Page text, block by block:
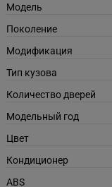
Модель
Поколение
Модификация
Тип кузова
Количество дверей
Модельный год
Цвет
Кондиционер
ABS